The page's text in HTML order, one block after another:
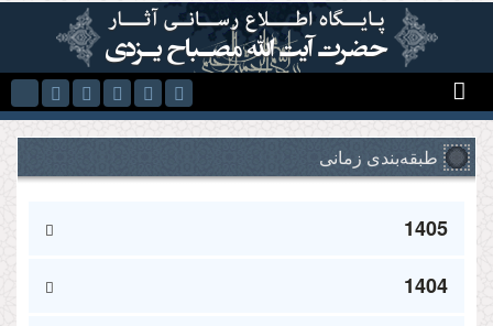
Skip to main content
طبقه‌بندی زمانی
1405
1404